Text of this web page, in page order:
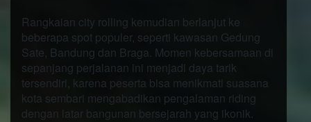
Rangkaian city rolling kemudian berlanjut ke
beberapa spot populer, seperti kawasan Gedung
Sate, Bandung dan Braga. Momen kebersamaan di
sepanjang perjalanan ini menjadi daya tarik
tersendiri, karena peserta bisa menikmati suasana
kota sembari mengabadikan pengalaman riding
dengan latar bangunan bersejarah yang ikonik.